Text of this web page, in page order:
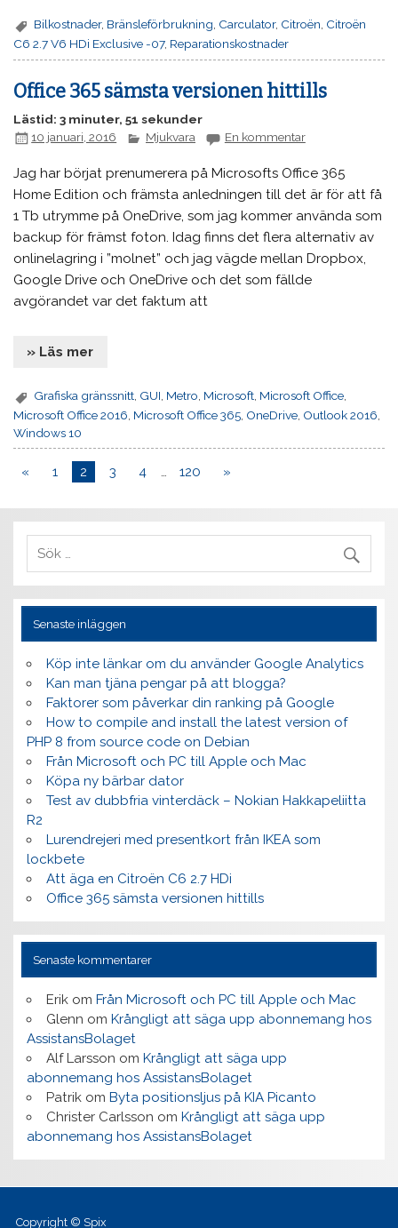
Bilkostnader, Bränsleförbrukning, Carculator, Citroën, Citroën
C6 2.7 V6 HDi Exclusive -07, Reparationskostnader
Office 365 sämsta versionen hittills
Lästid: 3 minuter, 51 sekunder
10 januari, 2016
Mjukvara En kommentar
Jag har börjat prenumerera på Microsofts Office 365
Home Edition och främsta anledningen till det är för att få
1 Tb utrymme på OneDrive, som jag kommer använda som
backup för främst foton. Idag finns det flera alternativ av
onlinelagring i ”molnet” och jag vägde mellan Dropbox,
Google Drive och OneDrive och det som fällde
avgörandet var det faktum att
» Läs mer
Grafiska gränssnitt, GUI, Metro, Microsoft, Microsoft Office,
Microsoft Office 2016 Microsoft Office 365 OneDrive Outlook 2016
Windows 10
« 1 2 3 4 … 120 »
Senaste inläggen
Köp inte länkar om du använder Google Analytics
Kan man tjäna pengar på att blogga?
Faktorer som påverkar din ranking på Google
How to compile and install the latest version of
PHP 8 from source code on Debian
Från Microsoft och PC till Apple och Mac
Köpa ny bärbar dator
Test av dubbfria vinterdäck – Nokian Hakkapeliitta
R2
Lurendrejeri med presentkort från IKEA som
lockbete
Att äga en Citroën C6 2.7 HDi
Office 365 sämsta versionen hittills
Senaste kommentarer
Erikom Från Microsoft och PC till Apple och Mac
Glenn om Krångligt att säga upp abonnemang hos
AssistansBolaget
Alf Larsson om Krångligt att säga upp
abonnemang hos AssistansBolaget
Patrikom Byta positionsljus på KIA Picanto
Christer Carlsson om Krångligt att säga upp
abonnemang hos AssistansBolaget
Copyright © Spix